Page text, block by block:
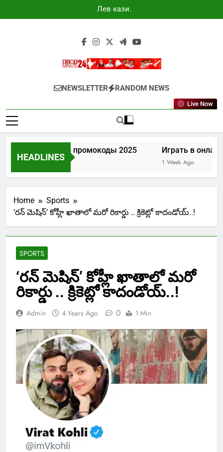
to
Лев казино
промокоды
Newsminute24
Get All Updated Telugu News
NEWSLETTER RANDOM NEWS
Live Now
HEADLINES
Лев казино промокоды 2025
5 Days Ago
Играть в
1 Week Ago
Home
Sports
‘రన్ మెషిన్’ కోహ్లీ ఖాతాలో మరో రికార్డు .. క్రికెట్లో కాదండోయ్..!
SPORTS
‘రన్ మెషిన్’ కోహ్లీ ఖాతాలో మరో
రికార్డు .. క్రికెట్లో కాదండోయ్..!
Admin 4 Years Ago 0 1 Min